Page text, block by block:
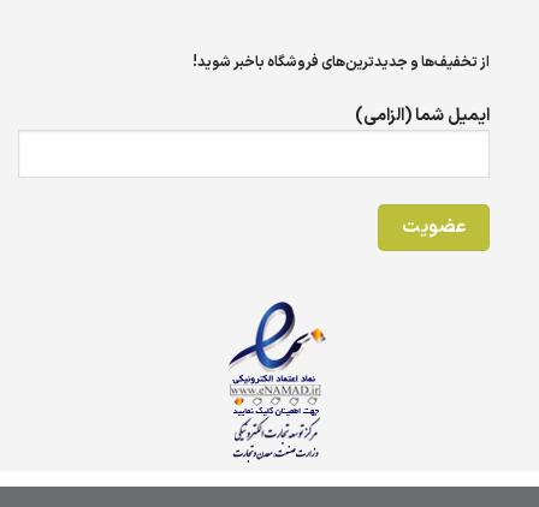
از تخفیف‌ها و جدیدترین‌های فروشگاه باخبر شوید!
ایمیل شما (الزامی)